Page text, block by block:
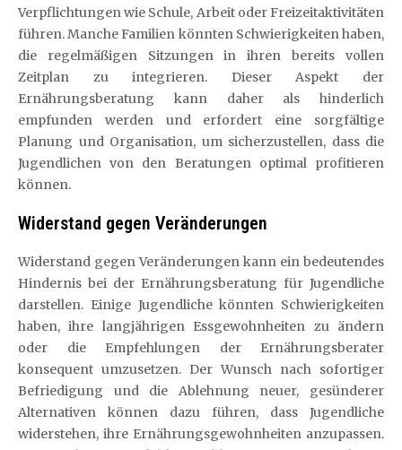
Verpflichtungen wie Schule, Arbeit oder Freizeitaktivitäten
führen. Manche Familien könnten Schwierigkeiten haben,
die regelmäßigen Sitzungen in ihren bereits vollen
Zeitplan zu integrieren. Dieser Aspekt der
Ernährungsberatung kann daher als hinderlich
empfunden werden und erfordert eine sorgfältige
Planung und Organisation, um sicherzustellen, dass die
Jugendlichen von den Beratungen optimal profitieren
können.
Widerstand gegen Veränderungen
Widerstand gegen Veränderungen kann ein bedeutendes
Hindernis bei der Ernährungsberatung für Jugendliche
darstellen. Einige Jugendliche könnten Schwierigkeiten
haben, ihre langjährigen Essgewohnheiten zu ändern
oder die Empfehlungen der Ernährungsberater
konsequent umzusetzen. Der Wunsch nach sofortiger
Befriedigung und die Ablehnung neuer, gesünderer
Alternativen können dazu führen, dass Jugendliche
widerstehen, ihre Ernährungsgewohnheiten anzupassen.